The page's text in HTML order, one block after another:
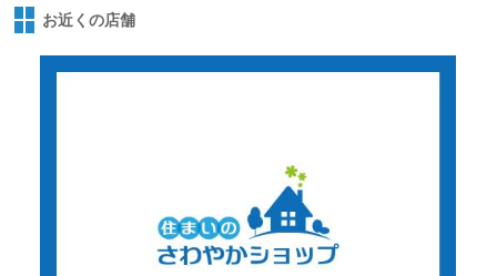
お近くの店舗